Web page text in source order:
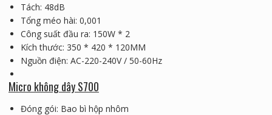
Tách: 48dB
Tổng méo hài: 0,001
Công suất đầu ra: 150W * 2
Kích thước: 350 * 420 * 120MM
Nguồn điện: AC-220-240V / 50-60Hz
Micro không dây S700
Đóng gói: Bao bì hộp nhôm